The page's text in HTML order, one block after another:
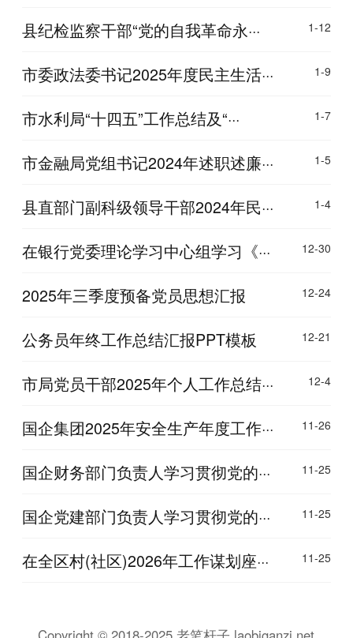
县纪检监察干部“党的自我革命永··· 1-12
市委政法委书记2025年度民主生活··· 1-9
市水利局“十四五”工作总结及“··· 1-7
市金融局党组书记2024年述职述廉··· 1-5
县直部门副科级领导干部2024年民··· 1-4
在银行党委理论学习中心组学习《··· 12-30
2025年三季度预备党员思想汇报 12-24
公务员年终工作总结汇报PPT模板 12-21
市局党员干部2025年个人工作总结··· 12-4
国企集团2025年安全生产年度工作··· 11-26
国企财务部门负责人学习贯彻党的··· 11-25
国企党建部门负责人学习贯彻党的··· 11-25
在全区村(社区)2026年工作谋划座··· 11-25